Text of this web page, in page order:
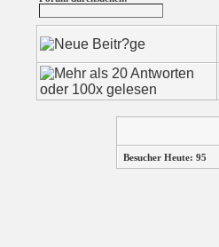
Besucher Heute: 95